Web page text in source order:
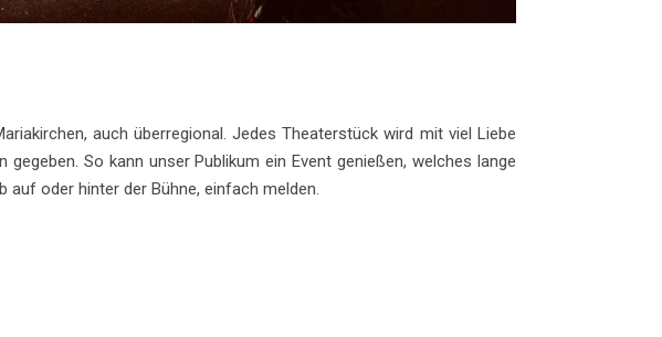
auch überregional. Jedes Theaterstück wird mit viel Liebe
So kann unser Publikum ein Event genießen, welches lange
oder hinter der Bühne, einfach melden.